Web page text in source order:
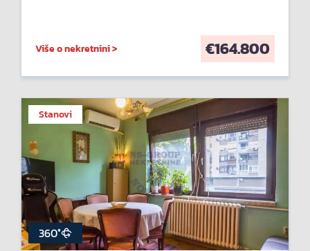
Više o nekretnini > €164.800
Stanovi
360°